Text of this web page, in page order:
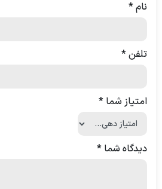
نام*
تلفن*
امتیاز شما *
دیدگاه شما *